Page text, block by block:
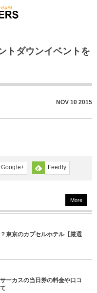
トダウンイベントを
NOV 10 2015
Google+ Feedly
東京のカプセルホテル【厳選
ーカスの当日券の料金や口コ
More